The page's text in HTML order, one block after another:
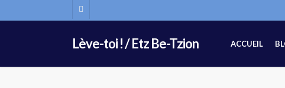
to
FACEBOOK
Lève-toi ! / Etz Be-Tzion ACCUEIL